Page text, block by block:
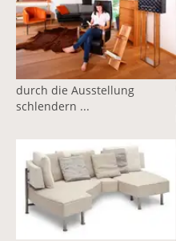
durch die Ausstellung
schlendern ...